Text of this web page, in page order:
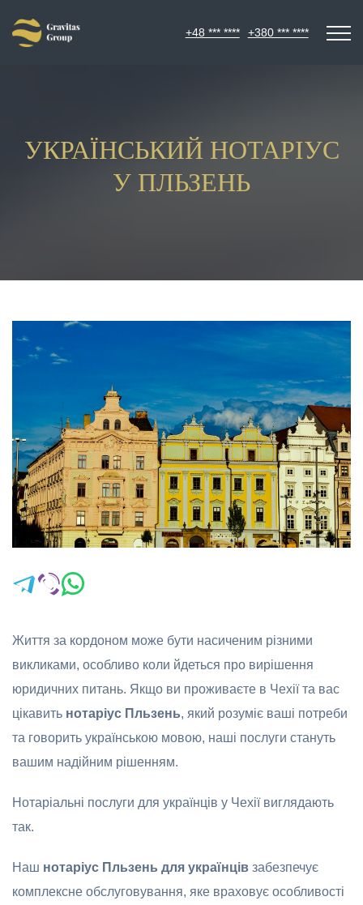
+48 *** **** +380 *** ****
УКРАЇНСЬКИЙ НОТАРІУС
У ПЛЬЗЕНЬ
Життя за кордоном може бути насиченим різними
викликами, особливо коли йдеться про вирішення
юридичних питань. Якщо ви проживаєте в Чехії та вас
цікавить нотаріус Пльзень, який розуміє ваші потреби
та говорить українською мовою, наші послуги стануть
вашим надійним рішенням.
Нотаріальні послуги для українців у Чехії виглядають
так.
Наш нотаріус Пльзень для українців забезпечує
комплексне обслуговування, яке враховує особливості